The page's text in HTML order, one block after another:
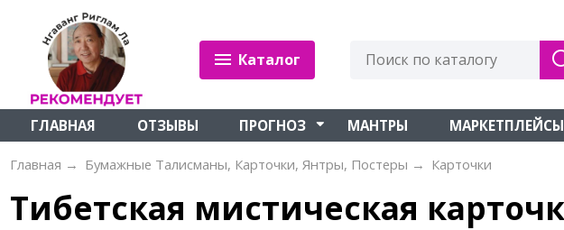
Каталог
ГЛАВНАЯ ОТЗЫВЫ ПРОГНОЗ МАНТРЫ МАРКЕТПЛЕЙСЫ
Главная → Бумажные Талисманы, Карточки, Янтры, Постеры → Карточки
Тибетская мистическая